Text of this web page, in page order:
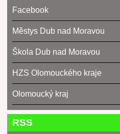
Facebook
Městys Dub nad Moravou
Škola Dub nad Moravou
HZS Olomouckého kraje
Olomoucký kraj
RSS